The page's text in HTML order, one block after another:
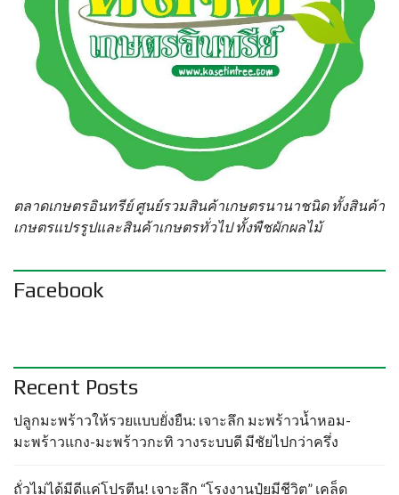
ตลาดเกษตรอินทรีย์ ศูนย์รวมสินค้าเกษตรนานาชนิด ทั้งสินค้า
เกษตรแปรรูปและสินค้าเกษตรทั่วไป ทั้งพืชผักผลไม้
Facebook
Recent Posts
ปลูกมะพร้าวให้รวยแบบยั่งยืน: เจาะลึก มะพร้าวน้ำหอม-
มะพร้าวแกง-มะพร้าวกะทิ วางระบบดี มีชัยไปกว่าครึ่ง
ถั่วไม่ได้มีดีแค่โปรตีน! เจาะลึก “โรงงานปุ๋ยมีชีวิต” เคล็ด